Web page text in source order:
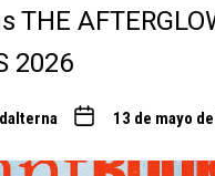
THE
2026
13 de mayo